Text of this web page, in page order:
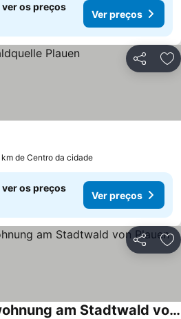
ver os preços
Ver preços
Partilhar
preços
km de Centro da cidade
ver os preços
Ver preços
Partilhar
charmante Ferienwohnung am Stadtwald von Plauen